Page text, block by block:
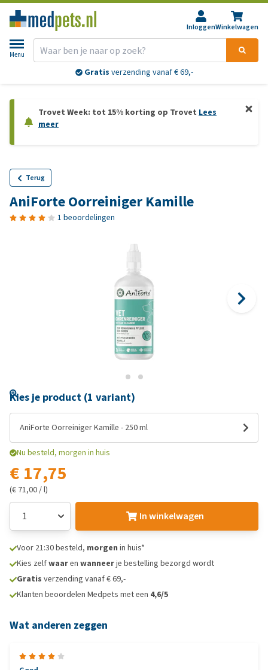
InloggenWinkelwagen
Menu
Gratis verzending vanaf € 69,-
Trovet Week: tot 15% korting op Trovet Lees
meer
Terug
AniForte Oorreiniger Kamille
1 beoordelingen
Kies je product (1 variant)
AniForte Oorreiniger Kamille - 250 ml
Nu besteld, morgen in huis
€ 17,75
(€ 71,00 / l)
In winkelwagen
Voor 21:30 besteld, morgen in huis*
Kies zelfwaaren wanneerje bestelling bezorgd wordt
Gratis verzending vanaf € 69,-
Klanten beoordelen Medpets met een 4,6/5
Wat anderen zeggen